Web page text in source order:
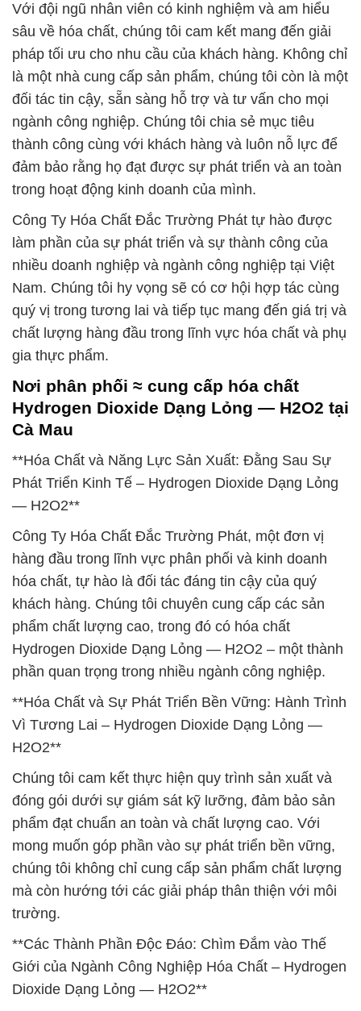
Với đội ngũ nhân viên có kinh nghiệm và am hiểu
sâu về hóa chất, chúng tôi cam kết mang đến giải
pháp tối ưu cho nhu cầu của khách hàng. Không chỉ
là một nhà cung cấp sản phẩm, chúng tôi còn là một
đối tác tin cậy, sẵn sàng hỗ trợ và tư vấn cho mọi
ngành công nghiệp. Chúng tôi chia sẻ mục tiêu
thành công cùng với khách hàng và luôn nỗ lực để
đảm bảo rằng họ đạt được sự phát triển và an toàn
trong hoạt động kinh doanh của mình.
Công Ty Hóa Chất Đắc Trường Phát tự hào được
làm phần của sự phát triển và sự thành công của
nhiều doanh nghiệp và ngành công nghiệp tại Việt
Nam. Chúng tôi hy vọng sẽ có cơ hội hợp tác cùng
quý vị trong tương lai và tiếp tục mang đến giá trị và
chất lượng hàng đầu trong lĩnh vực hóa chất và phụ
gia thực phẩm.
Nơi phân phối ≈ cung cấp hóa chất
Hydrogen Dioxide Dạng Lỏng — H2O2 tại
Cà Mau
**Hóa Chất và Năng Lực Sản Xuất: Đằng Sau Sự
Phát Triển Kinh Tế – Hydrogen Dioxide Dạng Lỏng
— H2O2**
Công Ty Hóa Chất Đắc Trường Phát, một đơn vị
hàng đầu trong lĩnh vực phân phối và kinh doanh
hóa chất, tự hào là đối tác đáng tin cậy của quý
khách hàng. Chúng tôi chuyên cung cấp các sản
phẩm chất lượng cao, trong đó có hóa chất
Hydrogen Dioxide Dạng Lỏng — H2O2 – một thành
phần quan trọng trong nhiều ngành công nghiệp.
**Hóa Chất và Sự Phát Triển Bền Vững: Hành Trình
Vì Tương Lai – Hydrogen Dioxide Dạng Lỏng —
H2O2**
Chúng tôi cam kết thực hiện quy trình sản xuất và
đóng gói dưới sự giám sát kỹ lưỡng, đảm bảo sản
phẩm đạt chuẩn an toàn và chất lượng cao. Với
mong muốn góp phần vào sự phát triển bền vững,
chúng tôi không chỉ cung cấp sản phẩm chất lượng
mà còn hướng tới các giải pháp thân thiện với môi
trường.
**Các Thành Phần Độc Đáo: Chìm Đắm vào Thế
Giới của Ngành Công Nghiệp Hóa Chất – Hydrogen
Dioxide Dạng Lỏng — H2O2**